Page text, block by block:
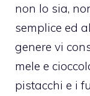
non lo sia,
semplice ed
genere vi
mele e
pistacchi e i f